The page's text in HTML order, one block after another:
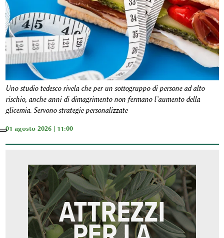
Uno studio tedesco rivela che per un sottogruppo di persone ad alto
rischio, anche anni di dimagrimento non fermano l’aumento della
glicemia. Servono strategie personalizzate
01 agosto 2026 | 11:00